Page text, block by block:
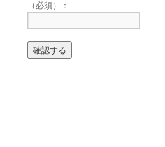
（必須）：